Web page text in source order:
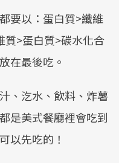
要以：蛋白質>纖維
質>蛋白質>碳水化合
在最後吃。
、汔水、飲料、炸薯
是美式餐廳裡會吃到
以先吃的！